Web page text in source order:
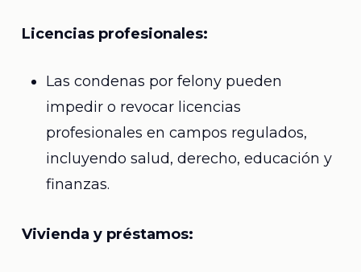
Licencias profesionales:
Las condenas por felony pueden
impedir o revocar licencias
profesionales en campos regulados,
incluyendo salud, derecho, educación y
finanzas.
Vivienda y préstamos: